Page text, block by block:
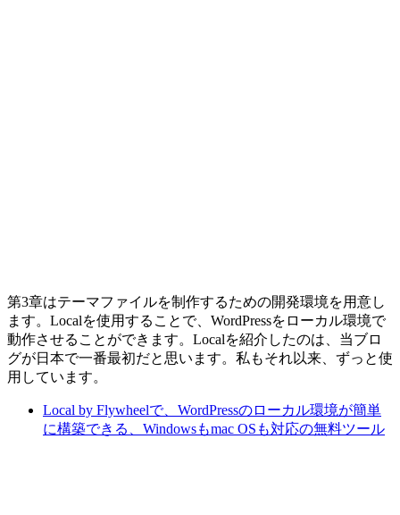
第3章はテーマファイルを制作するための開発環境を用意し
ます。Localを使用することで、WordPressをローカル環境で
動作させることができます。Localを紹介したのは、当ブロ
グが日本で一番最初だと思います。私もそれ以来、ずっと使
用しています。
Local by Flywheelで、WordPressのローカル環境が簡単
に構築できる、Windowsもmac OSも対応の無料ツール